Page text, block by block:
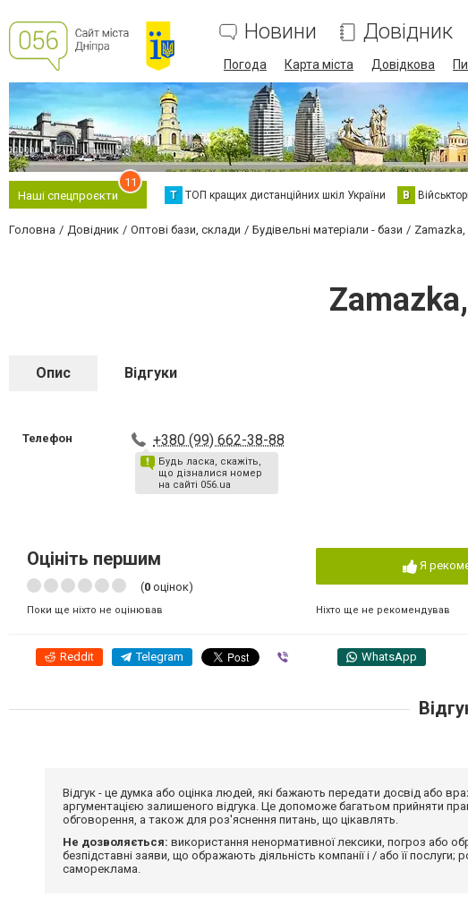
Новини Довідник
Погода Карта міста Довідкова
Наші спецпроєкти
11
Т ТОП кращих дистанційних шкіл України В
Головна Довідник Оптові бази, склади Будівельні матеріали - бази
Опис Відгуки
Телефон +380 (99) 662-38-88
Будь ласка, скажіть,
що дізналися номер
на сайті 056.ua
Оцініть першим
(0 оцінок)
Поки ще ніхто не оцінював
Я
Ніхто ще не рекомендував
Reddit Telegram WhatsApp
Відгук - це думка або оцінка людей, які бажають передати досвід або
аргументацією залишеного відгука. Це допоможе багатьом прийняти
обговорення, а також для роз'яснення питань, що цікавлять.
Не дозволяється: використання ненормативної лексики, погроз або
безпідставні заяви, що ображають діяльність компанії і / або її
самореклама.